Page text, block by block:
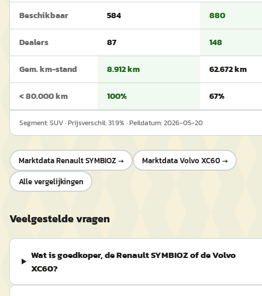
Beschikbaar 584 880
Dealers 87 148
Gem. km-stand 8.912 km 62.672 km
< 80.000 km 100% 67%
Segment:SUV· Prijsverschil:31.9% · Peildatum:2026-05-20
MarktdataRenault SYMBIOZ → MarktdataVolvo XC60 →
Alle vergelijkingen
Veelgestelde vragen
Wat is goedkoper, de Renault SYMBIOZ of de Volvo
XC60?